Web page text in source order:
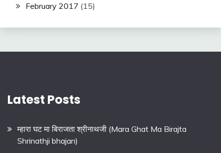
February 2017 (15)
Latest Posts
म्हारा घट मा बिराजता श्रीनाथजी (Mara Ghat Ma Birajta
Shrinathji bhajan)